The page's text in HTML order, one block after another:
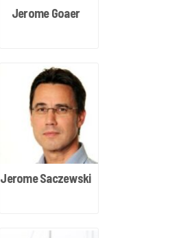
Jerome Goaer
Jerome Saczewski